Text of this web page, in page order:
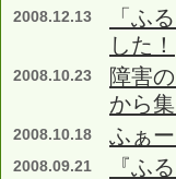
2008.12.13
「ふ
した！
2008.10.23
障害
から
2008.10.18 ふぁ
2008.09.21
『ふ